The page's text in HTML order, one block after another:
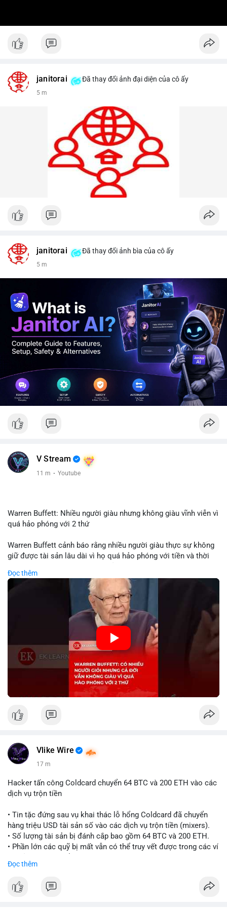
janitorai Đã thay đổi ảnh đại diện của cô ấy
5 m
janitorai Đã thay đổi ảnh bìa của cô ấy
5 m
V Stream
11 m · Youtube
Warren Buffett: Nhiều người giàu nhưng không giàu vĩnh viễn vì
quá hảo phóng với 2 thứ
Warren Buffett cảnh báo rằng nhiều người giàu thực sự không
giữ được tài sản lâu dài vì họ quá hảo phóng với tiền và thời
nhuận tái đầu tư và suy giảm sức mạnh tăng trưởng danh mục.
Đối với nhà đầu tư crypto, giữ lại lợi nhuận để tái đầu tư vào
dự án tiềm năng quan trọng hơn chia sẻ quá mức. Cân bằng
đóng góp xã hội và bảo vệ tài sản giúp nhà đầu tư đạt được
bền vững tài chính mà Buffett đề cao.
🎥 Xem video trực tiếp tại:
Nguồn: KIEN THUC KINH TE
Đọc thêm
Vlike Wire
17 m
Hacker tấn công Coldcard chuyển 64 BTC và 200 ETH vào các
dịch vụ trộn tiền
• Tin tặc đứng sau vụ khai thác lỗ hổng Coldcard đã chuyển
hàng triệu USD tài sản số vào các dịch vụ trộn tiền (mixers).
• Số lượng tài sản bị đánh cắp bao gồm 64 BTC và 200 ETH.
• Phần lớn các quỹ bị mất vẫn có thể truy vết được trong các ví
#cryptonews
Đọc thêm